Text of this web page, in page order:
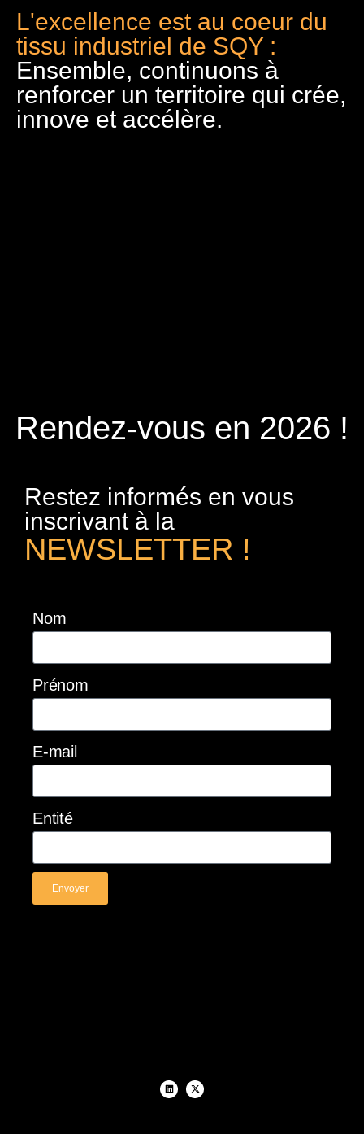
L'excellence est au coeur du
tissu industriel de SQY :
Ensemble, continuons à
renforcer un territoire qui crée,
innove et accélère.
Rendez-vous en 2026 !
Restez informés en vous
inscrivant à la
NEWSLETTER !
Nom
Prénom
E-mail
Entité
Envoyer